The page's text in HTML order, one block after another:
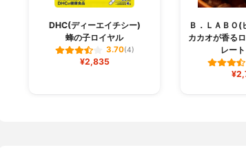
DHC(ディーエイチシー)
蜂の子ロイヤル
3.70(4)
¥2,835
Ｂ．ＬＡＢＯ(
カカオが香る
レー